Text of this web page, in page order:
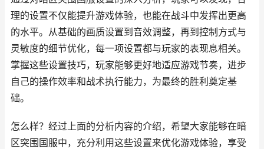
理的设置不仅能提升游戏体验，也能在战斗中发挥出更高
的水平。从基础的画质设置到音效调整，再到控制方式与
灵敏度的细节优化，每一项设置都与玩家的表现息相关。
掌握这些设置技巧，玩家能够更好地适应游戏节奏，进步
自己的操作效率和战术执行能力，为最终的胜利奠定基
础。
怎么样？经过上面的分析内容的介绍，希望大家能够在暗
区突围国服中，充分利用这些设置来优化游戏体验，享受